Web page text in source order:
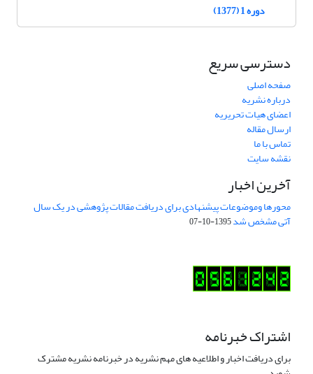
دوره 1 (1377)
دسترسی سریع
صفحه اصلی
درباره نشریه
اعضای هیات تحریریه
ارسال مقاله
تماس با ما
نقشه سایت
آخرین اخبار
محورها وموضوعات پیشنهادی برای دریافت مقالات پژوهشی در یک سال
آتی مشخص شد1395-10-07
اشتراک خبرنامه
برای دریافت اخبار و اطلاعیه های مهم نشریه در خبرنامه نشریه مشترک